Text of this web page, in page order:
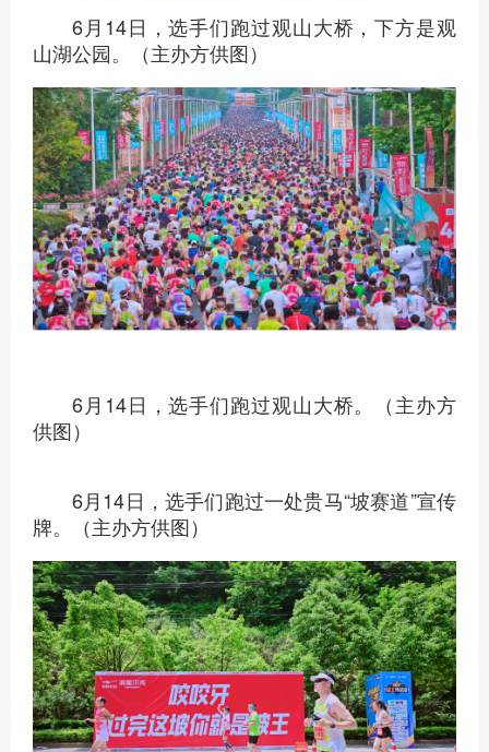
6月14日，选手们跑过观山大桥，下方是观
山湖公园。（主办方供图）
6月14日，选手们跑过观山大桥。（主办方
供图）
6月14日，选手们跑过一处贵马“坡赛道”宣传
牌。（主办方供图）